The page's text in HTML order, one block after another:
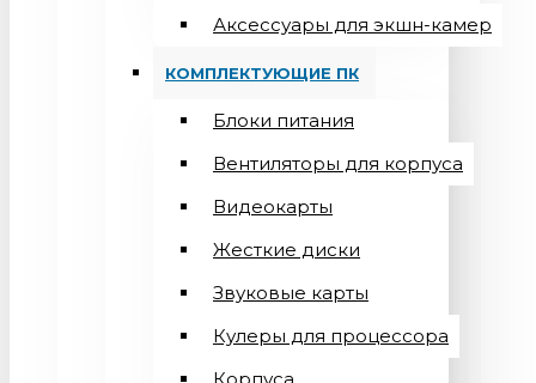
Аксессуары для экшн-камер
КОМПЛЕКТУЮЩИЕ ПК
Блоки питания
Вентиляторы для корпуса
Видеокарты
Жесткие диски
Звуковые карты
Кулеры для процессора